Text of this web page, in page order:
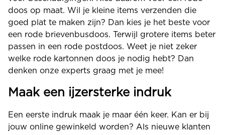
doos op maat. Wil je kleine items verzenden die
goed plat te maken zijn? Dan kies je het beste voor
een rode brievenbusdoos. Terwijl grotere items beter
passen in een rode postdoos. Weet je niet zeker
welke rode kartonnen doos je nodig hebt? Dan
denken onze experts graag met je mee!
Maak een ijzersterke indruk
Een eerste indruk maak je maar één keer. Kan er bij
jouw online gewinkeld worden? Als nieuwe klanten